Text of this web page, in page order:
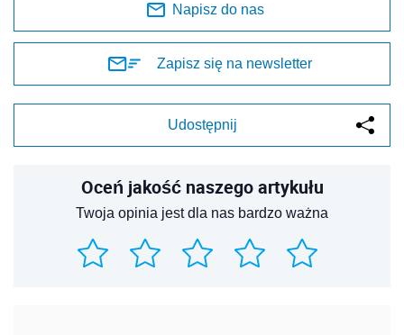
Napisz do nas
Zapisz się na newsletter
Udostępnij
Oceń jakość naszego artykułu
Twoja opinia jest dla nas bardzo ważna